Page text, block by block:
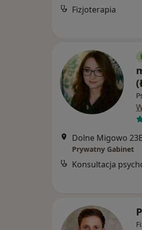
Fizjoterapia
Dolne Migowo
Prywatny Gabinet
Konsultacja